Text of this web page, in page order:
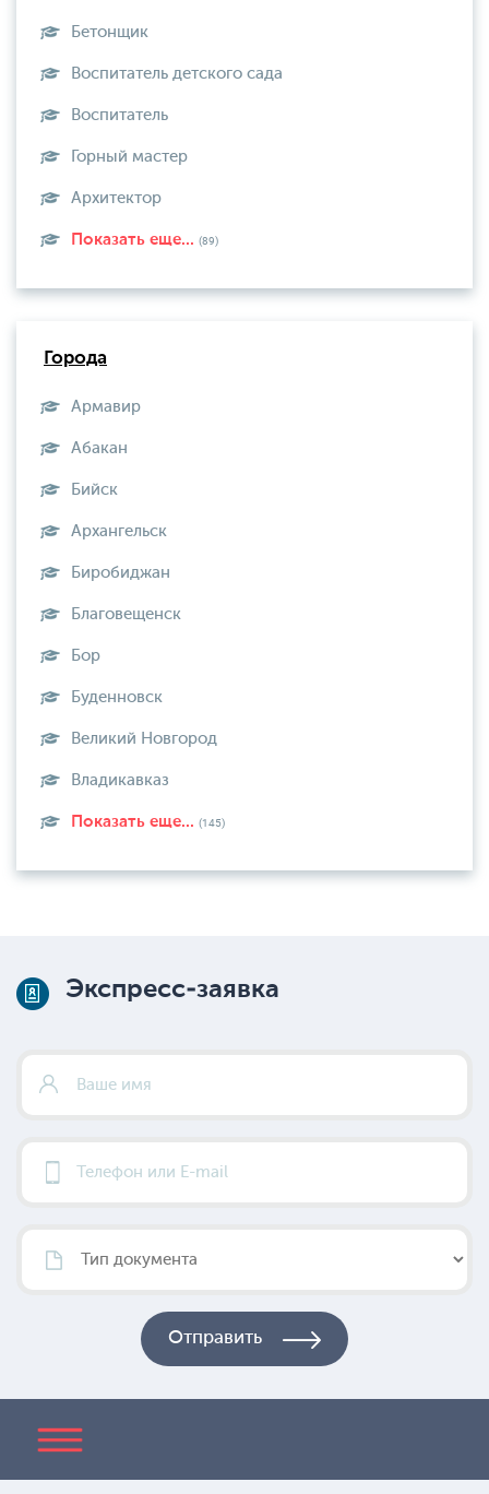
Бетонщик
Воспитатель детского сада
Воспитатель
Горный мастер
Архитектор
Показать еще... (89)
Города
Армавир
Абакан
Бийск
Архангельск
Биробиджан
Благовещенск
Бор
Буденновск
Великий Новгород
Владикавказ
Показать еще... (145)
Экспресс-заявка